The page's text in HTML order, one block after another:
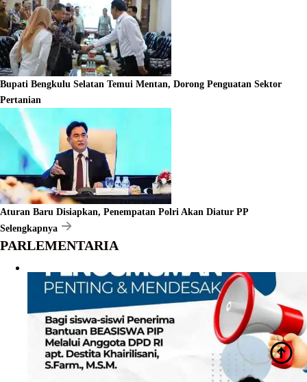
Bupati Bengkulu Selatan Temui Mentan, Dorong Penguatan Sektor
Pertanian
Aturan Baru Disiapkan, Penempatan Polri Akan Diatur PP
Selengkapnya
PARLEMENTARIA